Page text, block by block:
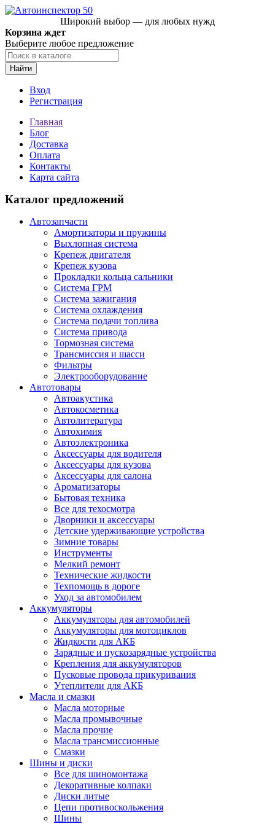
Широкий выбор — для любых нужд
Корзина ждет
Выберите любое предложение
Найти
Вход
Регистрация
Главная
Блог
Доставка
Оплата
Контакты
Карта сайта
Каталог предложений
Автозапчасти
Амортизаторы и пружины
Выхлопная система
Крепеж двигателя
Крепеж кузова
Прокладки кольца сальники
Система ГРМ
Система зажигания
Система охлаждения
Система подачи топлива
Система привода
Тормозная система
Трансмиссия и шасси
Фильтры
Электрооборудование
Автотовары
Автоакустика
Автокосметика
Автолитература
Автохимия
Автоэлектроника
Аксессуары для водителя
Аксессуары для кузова
Аксессуары для салона
Ароматизаторы
Бытовая техника
Все для техосмотра
Дворники и аксессуары
Детские удерживающие устройства
Зимние товары
Инструменты
Мелкий ремонт
Технические жидкости
Техпомощь в дороге
Уход за автомобилем
Аккумуляторы
Аккумуляторы для автомобилей
Аккумуляторы для мотоциклов
Жидкости для АКБ
Зарядные и пускозарядные устройства
Крепления для аккумуляторов
Пусковые провода прикуривания
Утеплители для АКБ
Масла и смазки
Масла моторные
Масла промывочные
Масла прочие
Масла трансмиссионные
Смазки
Шины и диски
Все для шиномонтажа
Декоративные колпаки
Диски литые
Цепи противоскольжения
Шины